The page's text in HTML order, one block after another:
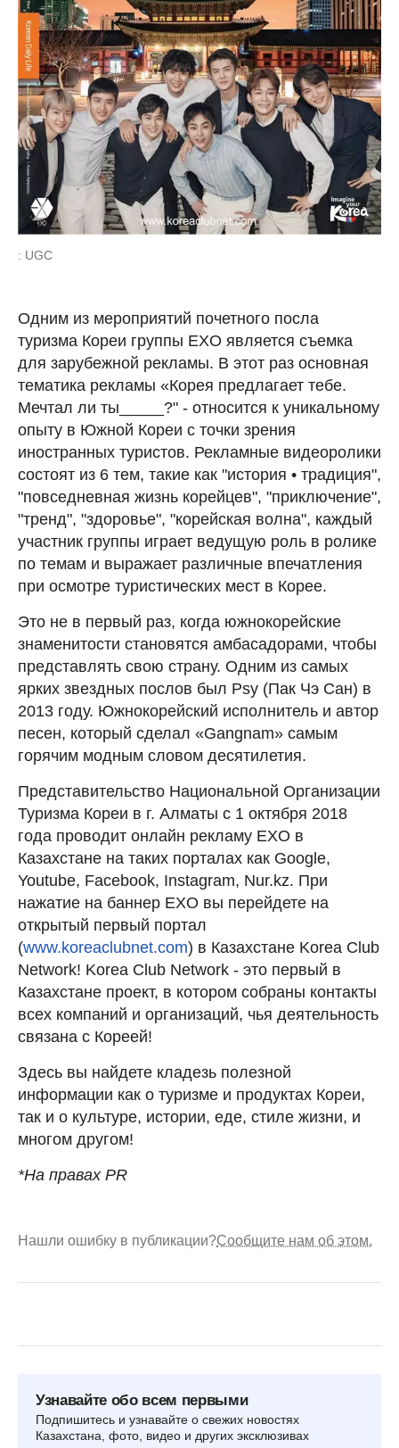
: UGC
Одним из мероприятий почетного посла
туризма Кореи группы EXO является съемка
для зарубежной рекламы. В этот раз основная
тематика рекламы «Корея предлагает тебе.
Мечтал ли ты_____?" - относится к уникальному
опыту в Южной Кореи с точки зрения
иностранных туристов. Рекламные видеоролики
состоят из 6 тем, такие как "история • традиция",
"повседневная жизнь корейцев", "приключение",
"тренд", "здоровье", "корейская волна", каждый
участник группы играет ведущую роль в ролике
по темам и выражает различные впечатления
при осмотре туристических мест в Корее.
Это не в первый раз, когда южнокорейские
знаменитости становятся амбасадорами, чтобы
представлять свою страну. Одним из самых
ярких звездных послов был Psy (Пак Чэ Сан) в
2013 году. Южнокорейский исполнитель и автор
песен, который сделал «Gangnam» самым
горячим модным словом десятилетия.
Представительство Национальной Организации
Туризма Кореи в г. Алматы с 1 октября 2018
года проводит онлайн рекламу EXO в
Казахстане на таких порталах как Google,
Youtube, Facebook, Instagram, Nur.kz. При
нажатие на баннер EXO вы перейдете на
открытый первый портал
(www.koreaclubnet.com) в Казахстане Korea Club
Network! Korea Club Network - это первый в
Казахстане проект, в котором собраны контакты
всех компаний и организаций, чья деятельность
связана с Кореей!
Здесь вы найдете кладезь полезной
информации как о туризме и продуктах Кореи,
так и о культуре, истории, еде, стиле жизни, и
многом другом!
*На правах PR
Нашли ошибку в публикации?Сообщите нам об этом.
Узнавайте обо всем первыми
Подпишитесь и узнавайте о свежих новостях
Казахстана, фото, видео и других эксклюзивах